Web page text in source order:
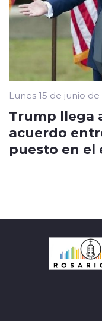
Lunes 15 de junio
Trump llega
acuerdo
puesto en el